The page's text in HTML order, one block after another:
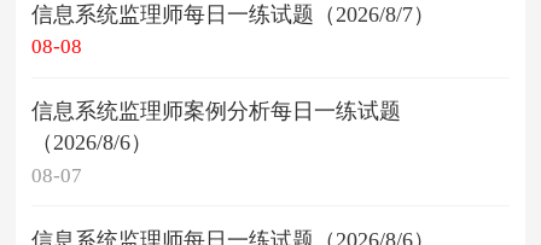
信息系统监理师每日一练试题（2026/8/7）
08-08
信息系统监理师案例分析每日一练试题
（2026/8/6）
08-07
信息系统监理师每日一练试题（2026/8/6）